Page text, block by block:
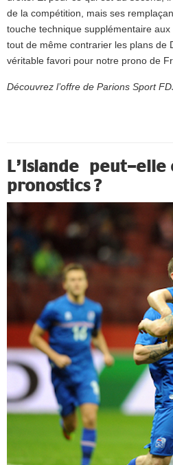
de la compétition, mais ses
touche technique supplémentaire
tout de même contrarier les plans de
véritable favori pour notre prono de
Découvrez l’offre de Parions Sport
L’Islande peut-elle
pronostics ?